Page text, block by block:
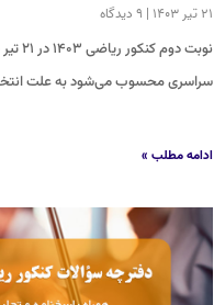
۲۱ تیر ۱۴۰۳
نوبت
سراسری محسوب می‌شود به علت
ادامه مطلب »